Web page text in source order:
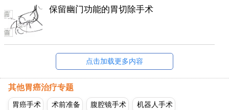
保留幽门功能的胃切除手术
点击加载更多内容
其他胃癌治疗专题
胃癌手术 术前准备 腹腔镜手术 机器人手术